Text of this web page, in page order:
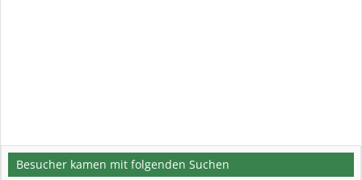
Besucher kamen mit folgenden Suchen